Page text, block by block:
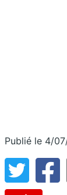
Publié le 4/